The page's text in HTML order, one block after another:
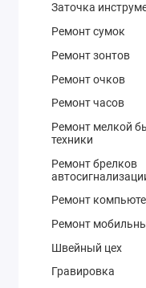
Заточка
Ремонт сумок
Ремонт зонтов
Ремонт очков
Ремонт часов
Ремонт мелкой
техники
Ремонт брелков
Ремонт
Ремонт
Швейный цех
Гравировка